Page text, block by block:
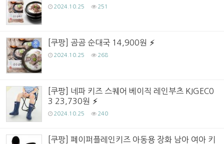
2024.10.25 251
[쿠팡] 곰곰 순대국 14,900원
2024.10.25 268
[쿠팡] 네파 키즈 스퀘어 베이직 레인부츠 KJGEC0
3 23,730원
2024.10.25 240
[쿠팡] 페이퍼플레인키즈 아동용 장화 남아 여아 키